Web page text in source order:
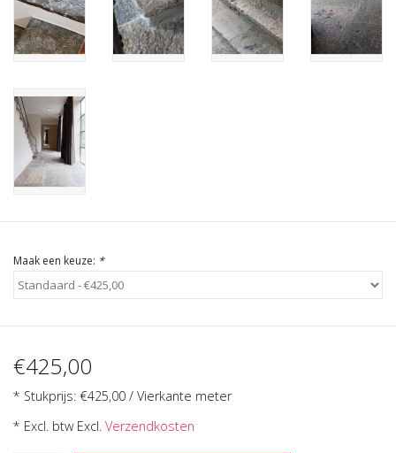
Maak een keuze: *
€425,00
* Stukprijs: €425,00 / Vierkante meter
* Excl. btw Excl. Verzendkosten